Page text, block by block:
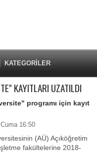
KATEGORİLER
KAYITLARI UZATILDI
programı için kayıt
16:50
(AÜ) Açıköğretim
fakültelerine 2018-